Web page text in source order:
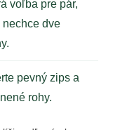
voľba pre pár,
nechce dve
pevný zips a
rohy.